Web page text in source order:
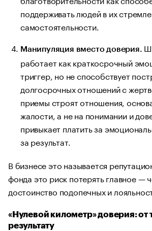
поддерживать людей в их
самостоятельности.
Манипуляция вместо доверия.
работает как краткосрочный
триггер, но не способствует
долгосрочных отношений с
приемы строят отношения,
жалости, а не на понимании и
привыкает платить за
за результат.
В бизнесе это называется
фонда это риск потерять главное —
достоинство подопечных и
«Нулевой километр» доверия: от
результату